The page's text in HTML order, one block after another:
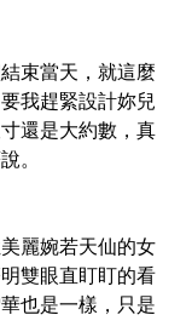
束當天，就這麼
我趕緊設計妳兒
還是大約數，真
。
麗婉若天仙的女
雙眼直盯盯的看
也是一樣，只是